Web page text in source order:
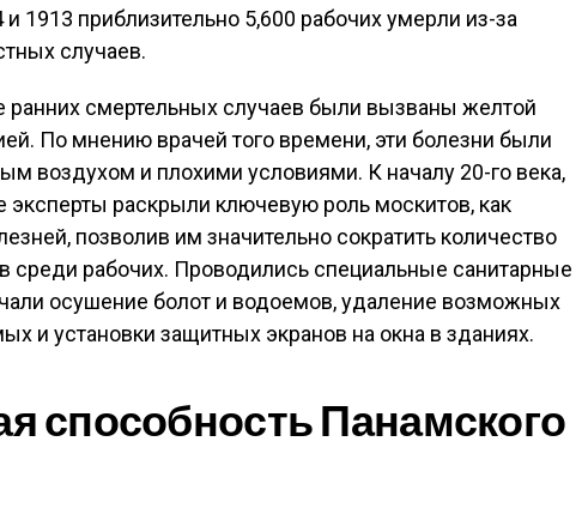
1913 приблизительно 5,600 рабочих умерли из-за
случаев.
ранних смертельных случаев были вызваны желтой
По мнению врачей того времени, эти болезни были
воздухом и плохими условиями. К началу 20-го века,
эксперты раскрыли ключевую роль москитов, как
позволив им значительно сократить количество
среди рабочих. Проводились специальные санитарные
осушение болот и водоемов, удаление возможных
и установки защитных экранов на окна в зданиях.
способность Панамского